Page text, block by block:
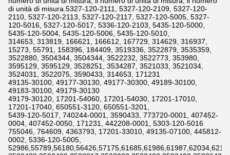
di unità di misura.5327-120-2111, 5327-120-2109, 5327-120-
2110, 5327-120-2113, 5327-120-2117, 5327-120-5005, 5327-
120-5016, 5327-120-5017, 5336-120-2103, 5435-120-5000,
5435-120-5004, 5435-120-5006, 5435-120-5010,
314653, 313819, 166621, 166612, 167729, 314629, 316937,
15273, 55791, 158396, 184409, 3519336, 3522879, 3535359,
3522880, 3504344, 3504344, 3522232, 3522773, 353980,
3595129, 3595129, 3528251, 3534287, 3521033, 3521034,
3524031, 3522075, 3590433, 314653, 171231
49135-30100, 49177-30130, 49177-30300, 49189-30100,
49183-30100, 49179-30130
49179-30120, 17201-54060, 17201-54030, 17201-17010,
17201-17040, 650551-3120, 650551-3201,
5439-120-5017, 740244-0001, 3590433, 773720-0001, 407452-
0004, 407452-0050, 171231, 442208-0001, 5303-120-5016
755046, 764609, 4363793, 17201-33010, 49135-07100, 445812-
0002, 5336-120-5005,